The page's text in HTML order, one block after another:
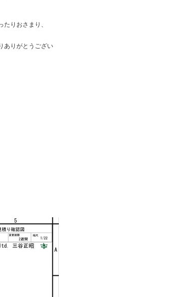
りおさまり、
ありがとうござい